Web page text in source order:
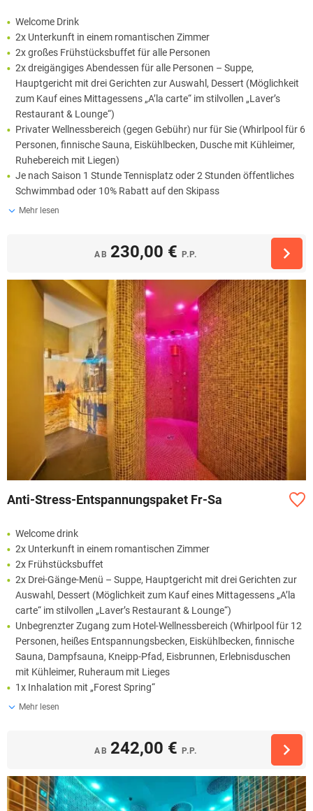
Welcome Drink
2x Unterkunft in einem romantischen Zimmer
2x großes Frühstücksbuffet für alle Personen
2x dreigängiges Abendessen für alle Personen – Suppe,
Hauptgericht mit drei Gerichten zur Auswahl, Dessert (Möglichkeit
zum Kauf eines Mittagessens „A’la carte“ im stilvollen „Laver’s
Restaurant & Lounge“)
Privater Wellnessbereich (gegen Gebühr) nur für Sie (Whirlpool für 6
Personen, finnische Sauna, Eiskühlbecken, Dusche mit Kühleimer,
Ruhebereich mit Liegen)
Je nach Saison 1 Stunde Tennisplatz oder 2 Stunden öffentliches
Schwimmbad oder 10% Rabatt auf den Skipass
Mehr lesen
AB 230,00 € P.P.
Anti-Stress-Entspannungspaket Fr-Sa
Welcome drink
2x Unterkunft in einem romantischen Zimmer
2x Frühstücksbuffet
2x Drei-Gänge-Menü – Suppe, Hauptgericht mit drei Gerichten zur
Auswahl, Dessert (Möglichkeit zum Kauf eines Mittagessens „A’la
carte“ im stilvollen „Laver’s Restaurant & Lounge“)
Unbegrenzter Zugang zum Hotel-Wellnessbereich (Whirlpool für 12
Personen, heißes Entspannungsbecken, Eiskühlbecken, finnische
Sauna, Dampfsauna, Kneipp-Pfad, Eisbrunnen, Erlebnisduschen
mit Kühleimer, Ruheraum mit Lieges
1x Inhalation mit „Forest Spring“
Mehr lesen
AB 242,00 € P.P.